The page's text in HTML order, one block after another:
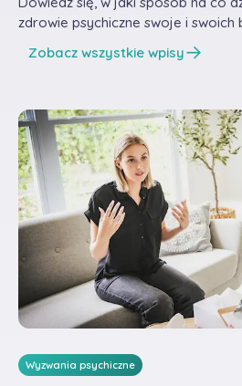
zdrowie psychiczne swoje i swoich
Zobacz wszystkie wpisy
Wyzwania psychiczne